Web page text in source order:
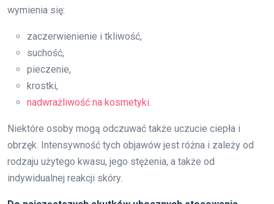
wymienia się:
zaczerwienienie i tkliwość,
suchość,
pieczenie,
krostki,
nadwrażliwość na kosmetyki.
Niektóre osoby mogą odczuwać także uczucie ciepła i
obrzęk. Intensywność tych objawów jest różna i zależy od
rodzaju użytego kwasu, jego stężenia, a także od
indywidualnej reakcji skóry.